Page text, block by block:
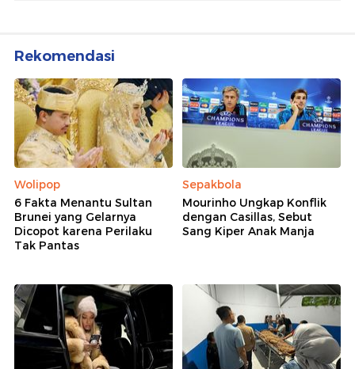
Rekomendasi
Wolipop
6 Fakta Menantu Sultan
Brunei yang Gelarnya
Dicopot karena Perilaku
Tak Pantas
Sepakbola
Mourinho Ungkap Konflik
dengan Casillas, Sebut
Sang Kiper Anak Manja